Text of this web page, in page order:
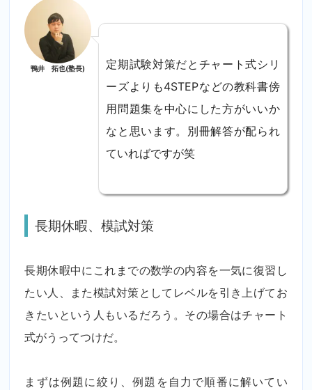
鴨井 拓也(塾長)
定期試験対策だとチャート式シリ
ーズよりも4STEPなどの教科書傍
用問題集を中心にした方がいいか
なと思います。別冊解答が配られ
ていればですが笑
長期休暇、模試対策
長期休暇中にこれまでの数学の内容を一気に復習し
たい人、また模試対策としてレベルを引き上げてお
きたいという人もいるだろう。その場合はチャート
式がうってつけだ。
まずは例題に絞り、例題を自力で順番に解いてい